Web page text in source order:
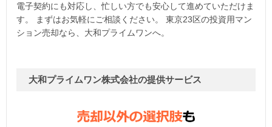
電子契約にも対応し、忙しい方でも安心して進めていただけま
す。 まずはお気軽にご相談ください。 東京23区の投資用マン
ション売却なら、大和プライムワンへ。
大和プライムワン株式会社の提供サービス